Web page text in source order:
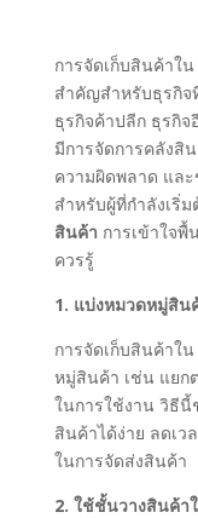
การจัดเก็บสินค้าใน
สำคัญสำหรับธุรกิจ
ธุรกิจค้าปลีก ธุรกิจ
มีการจัดการคลังสิ
ความผิดพลาด แล
สำหรับผู้ที่กำลังเริ่
สินค้า การเข้าใจพื้
ควรรู้
1. แบ่งหมวดหมู่สิน
การจัดเก็บสินค้าใน
หมู่สินค้า เช่น แยก
ในการใช้งาน วิธี
สินค้าได้ง่าย ลดเ
ในการจัดส่งสินค้า
2. ใช้ชั้นวางสินค้า